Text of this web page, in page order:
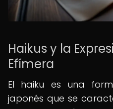
Haikus y la
Efímera
El haiku es una
japonés que se